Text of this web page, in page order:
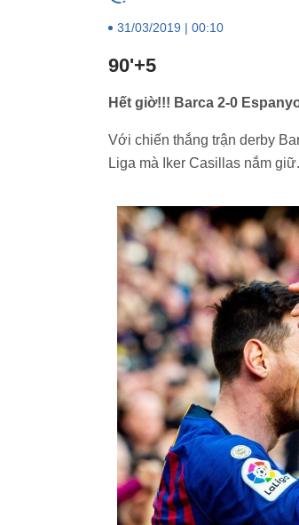
31/03/2019 | 00:10
90'+5
Hết giờ!!! Barca 2-0
Với chiến thắng trận derby
Liga mà Iker Casillas nắm giữ.